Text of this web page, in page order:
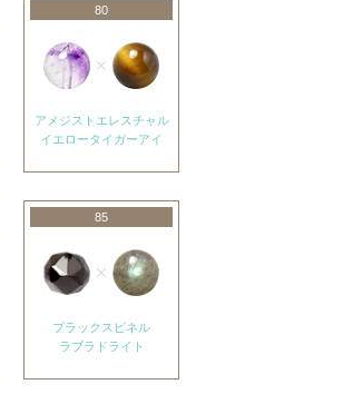
80
アメジストエレスチャル
イエロータイガーアイ
85
ブラックスピネル
ラブラドライト